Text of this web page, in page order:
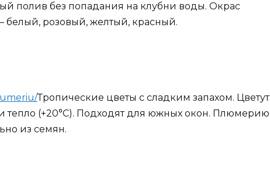
полив без попадания на клубни воды. Окрас
белый, розовый, желтый, красный.
Тропические цветы с сладким запахом. Цветут
тепло (+20°C). Подходят для южных окон. Плюмерию
из семян.